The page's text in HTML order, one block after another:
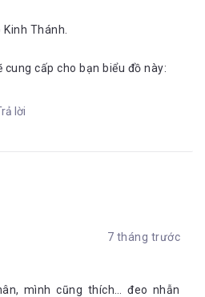
Thánh.
cung cấp cho bạn biểu đồ này:
lời
7 tháng trước
mình cũng thích… đeo nhẫn